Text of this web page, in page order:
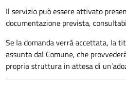
Il servizio può essere attivato
documentazione prevista,
Se la domanda verrà accettata, la
assunta dal Comune, che
propria struttura in attesa di